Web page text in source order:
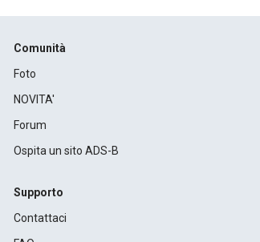
Comunità
Foto
NOVITA'
Forum
Ospita un sito ADS-B
Supporto
Contattaci